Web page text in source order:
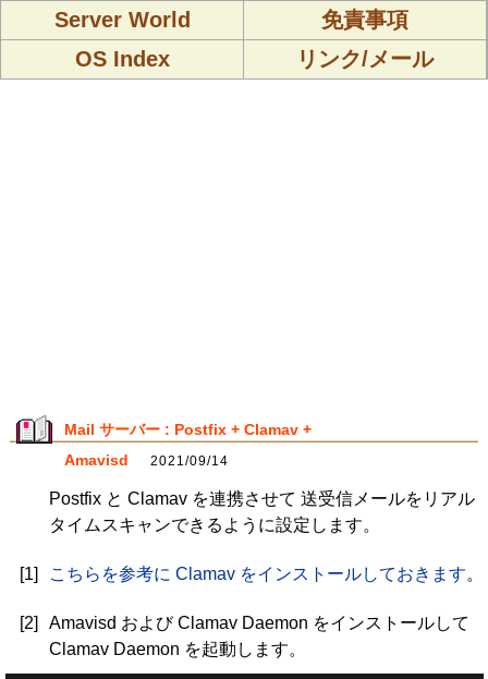
Server World
免責事項
OS Index
リンク/メール
Mail サーバー : Postfix + Clamav +
Amavisd
2021/09/14
Postfix と Clamav を連携させて 送受信メールをリアル
タイムスキャンできるように設定します。
[1] こちらを参考に Clamav をインストールしておきます。
[2]
Amavisd および Clamav Daemon をインストールして
Clamav Daemon を起動します。